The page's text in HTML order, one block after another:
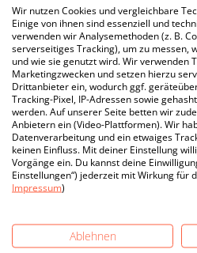
Wir nutzen Cookies und vergleichbare
Einige von ihnen sind essenziell und
verwenden wir Analysemethoden (z. B.
serverseitiges Tracking), um zu messen,
und wie sie genutzt wird. Wir verwenden
Marketingzwecken und setzen hierzu
Drittanbieter ein, wodurch ggf.
Tracking-Pixel, IP-Adressen sowie
werden. Auf unserer Seite betten wir
Anbietern ein (Video-Plattformen). Wir
Datenverarbeitung und ein etwaiges
keinen Einfluss. Mit deiner Einstellung
Vorgänge ein. Du kannst deine
Einstellungen“) jederzeit mit Wirkung für
Impressum)
Ablehnen